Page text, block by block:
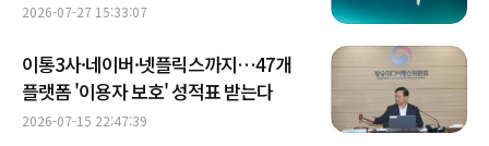
2026-07-27 15:33:07
이통3사·네이버·넷플릭스까지…47개
플랫폼 '이용자 보호' 성적표 받는다
2026-07-15 22:47:39